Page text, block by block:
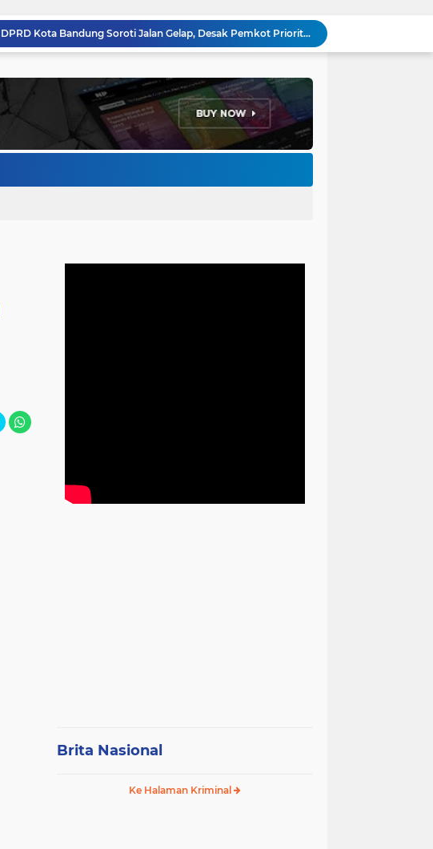
Anggota DPRD Kota Bandung Soroti Jalan Gelap, Desak Pemkot Prioritaskan Pembenahan PJU
Pemkot Bandung Gandeng Big Bad Wolf Hadirkan Festival Literasi Pages and Plates
Program Gaslah Kota Bandung Raih Apresiasi Pemerintah Pusat, Pengolahan Sampah Capai 30 Persen
Hikmah Setelah Ibadah Salat Jumat: Momentum Memperkuat Iman dan Kepedulian Sosial
Bupati Jeje Ritchie Ismail Rotasikan Kadishub dan Kadisbudpar, Serta Lantik Ratusan ASN Bandung Barat
Brita Nasional
Ke Halaman Kriminal